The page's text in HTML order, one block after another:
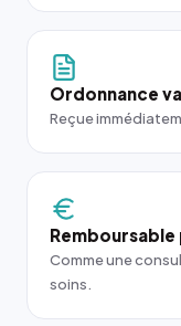
Ordonnance
Reçue
Remboursable
Comme une
soins.